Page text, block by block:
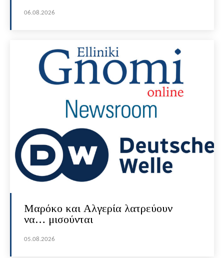
06.08.2026
Μαρόκο και Αλγερία λατρεύουν
να… μισούνται
05.08.2026